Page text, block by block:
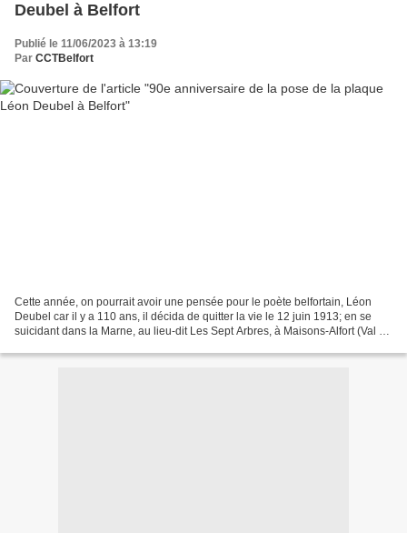
Deubel à Belfort
Publié le 11/06/2023 à 13:19
Par CCTBelfort
Cette année, on pourrait avoir une pensée pour le poète belfortain, Léon
Deubel car il y a 110 ans, il décida de quitter la vie le 12 juin 1913; en se
suicidant dans la Marne, au lieu-dit Les Sept Arbres, à Maisons-Alfort (Val de